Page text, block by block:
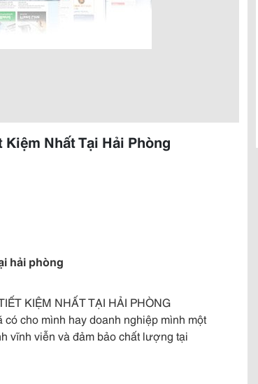
Nhất Tại Hải Phòng
hải phòng
KIỆM NHẤT TẠI HẢI PHÒNG
cho mình hay doanh nghiệp mình một
vĩnh viễn và đảm bảo chất lượng tại